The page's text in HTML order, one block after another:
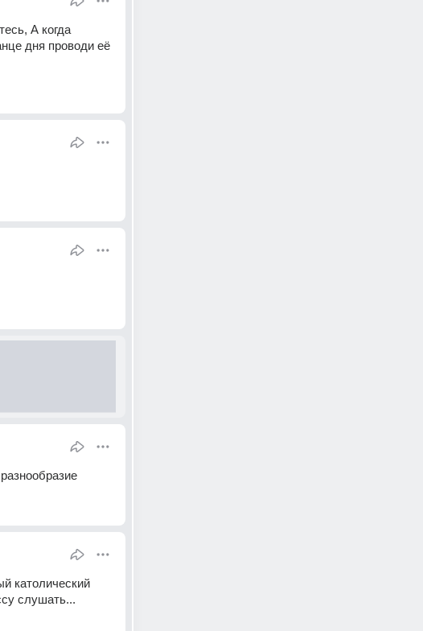
А когда
дня проводи её
католический
слушать...